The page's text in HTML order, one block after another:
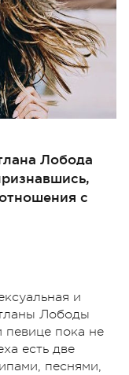
Лобода
с
и
Лободы
певице пока не
есть две
песнями,